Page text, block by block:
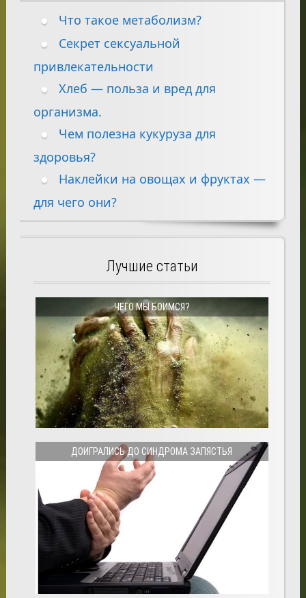
Что такое метаболизм?
Секрет сексуальной
привлекательности
Хлеб — польза и вред для
организма.
Чем полезна кукуруза для
здоровья?
Наклейки на овощах и фруктах —
для чего они?
Лучшие статьи
ЧЕГО МЫ БОИМСЯ?
ДОИГРАЛИСЬ ДО СИНДРОМА ЗАПЯСТЬЯ